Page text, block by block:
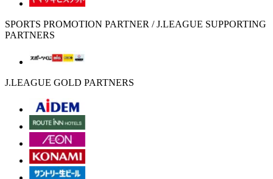
SPORTS PROMOTION PARTNER / J.LEAGUE SUPPORTING
PARTNERS
J.LEAGUE GOLD PARTNERS